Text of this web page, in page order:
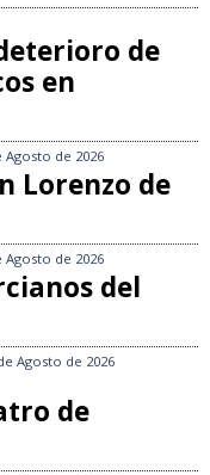
de
en
Agosto de 2026
Lorenzo de
Agosto de 2026
del
Agosto de 2026
de